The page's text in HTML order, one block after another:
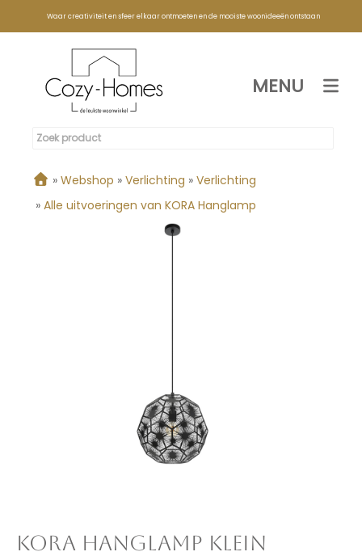
Waar creativiteit en sfeer elkaar ontmoeten en de mooiste woonideeën ontstaan
MENU
» Webshop » Verlichting » Verlichting
» Alle uitvoeringen van KORA Hanglamp
KORA HANGLAMP KLEIN